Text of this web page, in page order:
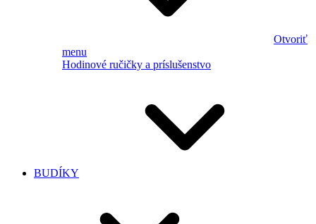
Otvoriť
menu
Hodinové ručičky a príslušenstvo
BUDÍKY